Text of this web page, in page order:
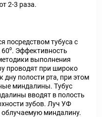
2-3 раза.
посредством тубуса с
Эффективность
выполнения
проводят при широко
полости рта, при этом
миндалины. Тубус
вводят в полость
зубов. Луч УФ
облучаемую миндалину.